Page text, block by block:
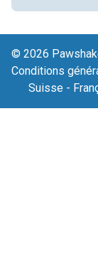
© 2026
Conditions
Suisse -